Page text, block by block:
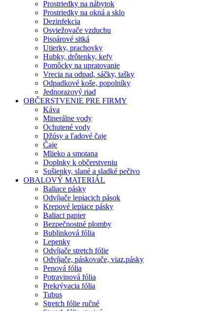
Prostriedky na nábytok
Prostriedky na okná a sklo
Dezinfekcia
Osviežovače vzduchu
Pisoárové sitká
Utierky, prachovky
Hubky, drôtenky, kefy
Pomôcky na upratovanie
Vrecia na odpad, sáčky, tašky
Odpadkové koše, popolníky
Jednorazový riad
OBČERSTVENIE PRE FIRMY
Káva
Minerálne vody
Ochutené vody
Džúsy a ľadové čaje
Čaje
Mlieko a smotana
Doplnky k občerstveniu
Sušienky, slané a sladké pečivo
OBALOVÝ MATERIÁL
Baliace pásky
Odvíjače lepiacich pások
Krepové lepiace pásky
Baliaci papier
Bezpečnostné plomby
Bublinková fólia
Lepenky
Odvíjače stretch fólie
Odvíjače, páskovače, viaz.pásky
Penová fólia
Potravinová fólia
Prekrývacia fólia
Tubus
Stretch fólie ručné